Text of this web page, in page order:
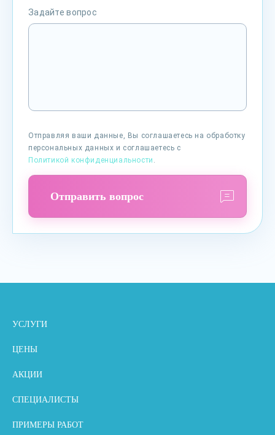
Задайте вопрос
Отправляя ваши данные, Вы соглашаетесь на обработку
персональных данных и соглашаетесь с
Политикой конфиденциальности .
Отправить вопрос
УСЛУГИ
ЦЕНЫ
АКЦИИ
СПЕЦИАЛИСТЫ
ПРИМЕРЫ РАБОТ